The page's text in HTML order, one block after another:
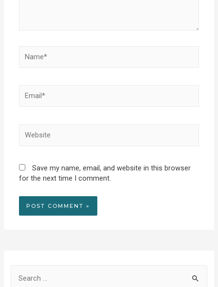
Save my name, email, and website in this browser
for the next time I comment.